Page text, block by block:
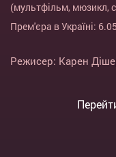
(мультфільм, мюзикл,
Прем'єра в Україні:
Режисер: Карен